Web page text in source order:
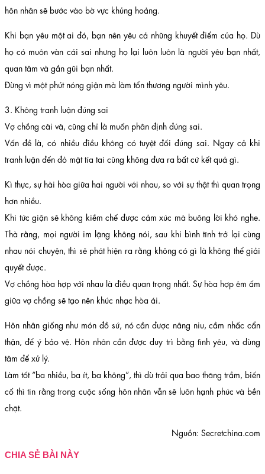
hôn nhân sẽ bước vào bờ vực khủng hoảng.
Khi bạn yêu một ai đó, bạn nên yêu cả những khuyết điểm của họ. Dù
họ có muôn vàn cái sai nhưng họ lại luôn luôn là người yêu bạn nhất,
quan tâm và gần gũi bạn nhất.
Đừng vì một phút nóng giận mà làm tổn thương người mình yêu.
3. Không tranh luận đúng sai
Vợ chồng cãi vã, cũng chỉ là muốn phân định đúng sai.
Vấn đề là, có nhiều điều không có tuyệt đối đúng sai. Ngay cả khi
tranh luận đến đỏ mặt tía tai cũng không đưa ra bất cứ kết quả gì.
Kì thực, sự hài hòa giữa hai người với nhau, so với sự thật thì quan trọng
hơn nhiều.
Khi tức giận sẽ không kiềm chế được cảm xúc mà buông lời khó nghe.
Thà rằng, mọi người im lặng không nói, sau khi bình tĩnh trở lại cùng
nhau nói chuyện, thì sẽ phát hiện ra rằng không có gì là không thể giải
quyết được.
Vợ chồng hòa hợp với nhau là điều quan trọng nhất. Sự hòa hợp êm ấm
giữa vợ chồng sẽ tạo nên khúc nhạc hòa ái.
Hôn nhân giống như món đồ sứ, nó cần được nâng niu, cầm nhấc cẩn
thận, để ý bảo vệ. Hôn nhân cần được duy trì bằng tình yêu, và dùng
tâm để xử lý.
Làm tốt “ba nhiều, ba ít, ba không”, thì dù trải qua bao thăng trầm, biến
cố thì tin rằng trong cuộc sống hôn nhân vẫn sẽ luôn hạnh phúc và bền
chặt.
Nguồn: Secretchina.com
CHIA SẺ BÀI NÀY